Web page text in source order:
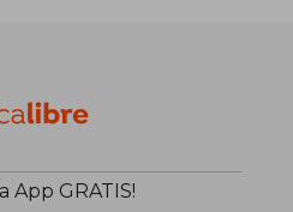
App GRATIS!